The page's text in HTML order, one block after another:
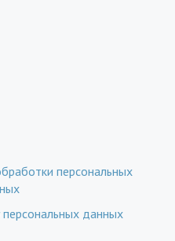
персональных
персональных данных